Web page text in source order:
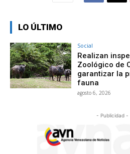
LO ÚLTIMO
Social
Realizan
Zoológico de
garantizar la
fauna
agosto 6, 2026
- Publicidad -